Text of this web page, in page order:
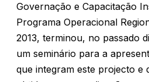
Governação e Capacitação
Programa Operacional
2013, terminou, no passado
um seminário para a
que integram este projecto e